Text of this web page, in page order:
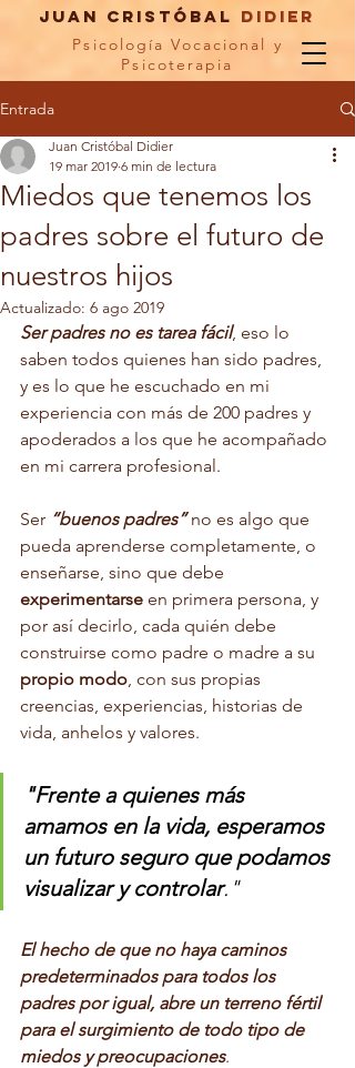
Juan Cristóbal didier
Psicología Vocacional y
Psicoterapia
Entrada
Miedos que tenemos los
padres sobre el futuro de
nuestros hijos
Juan Cristóbal Didier
19 mar 2019 6 min de lectura
Actualizado: 6 ago 2019
Ser padres no es tarea fácil, eso lo
saben todos quienes han sido padres,
y es lo que he escuchado en mi
experiencia con más de 200 padres y
apoderados a los que he acompañado
en mi carrera profesional.
Ser “buenos padres” no es algo que
pueda aprenderse completamente, o
enseñarse, sino que debe
experimentarse en primera persona, y
por así decirlo, cada quién debe
construirse como padre o madre a su
propio modo, con sus propias
creencias, experiencias, historias de
vida, anhelos y valores.
"Frente a quienes más
amamos en la vida, esperamos
un futuro seguro que podamos
visualizar y controlar."
El hecho de que no haya caminos
predeterminados para todos los
padres por igual, abre un terreno fértil
para el surgimiento de todo tipo de
miedos y preocupaciones.